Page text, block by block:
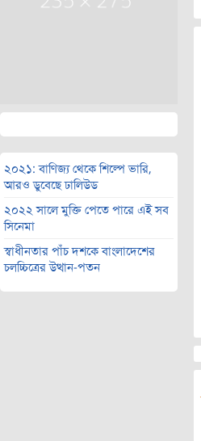
২০২১: বাণিজ্য থেকে শিল্পে ভারি,
আরও ডুবেছে ঢালিউড
২০২২ সালে মুক্তি পেতে পারে এই সব
সিনেমা
স্বাধীনতার পাঁচ দশকে বাংলাদেশের
চলচ্চিত্রের উত্থান-পতন